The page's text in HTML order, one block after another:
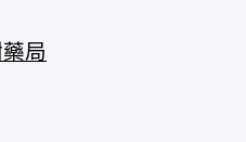
局